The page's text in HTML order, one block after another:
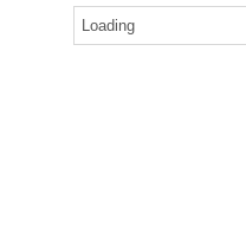
Loading